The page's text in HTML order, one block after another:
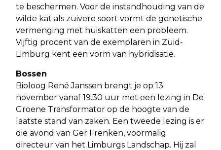
te beschermen. Voor de instandhouding van de
wilde kat als zuivere soort vormt de genetische
vermenging met huiskatten een probleem.
Vijftig procent van de exemplaren in Zuid-
Limburg kent een vorm van hybridisatie.
Bossen
Bioloog René Janssen brengt je op 13
november vanaf 19.30 uur met een lezing in De
Groene Transformator op de hoogte van de
laatste stand van zaken. Een tweede lezing is er
die avond van Ger Frenken, voormalig
directeur van het Limburgs Landschap. Hij zal